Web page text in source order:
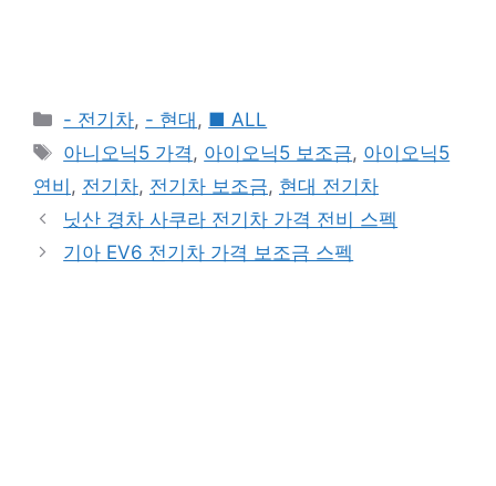
Categories
- 전기차, - 현대 , ■ ALL
Tags
아니오닉5 가격, 아이오닉5 보조금, 아이오닉5
연비 , 전기차, 전기차 보조금, 현대 전기차
닛산 경차 사쿠라 전기차 가격 전비 스펙
기아 EV6 전기차 가격 보조금 스펙